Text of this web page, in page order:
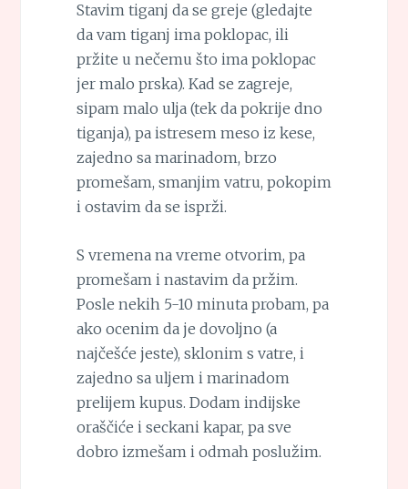
Stavim tiganj da se greje (gledajte
da vam tiganj ima poklopac, ili
pržite u nečemu što ima poklopac
jer malo prska). Kad se zagreje,
sipam malo ulja (tek da pokrije dno
tiganja), pa istresem meso iz kese,
zajedno sa marinadom, brzo
promešam, smanjim vatru, pokopim
i ostavim da se isprži.
S vremena na vreme otvorim, pa
promešam i nastavim da pržim.
Posle nekih 5-10 minuta probam, pa
ako ocenim da je dovoljno (a
najčešće jeste), sklonim s vatre, i
zajedno sa uljem i marinadom
prelijem kupus. Dodam indijske
oraščiće i seckani kapar, pa sve
dobro izmešam i odmah poslužim.